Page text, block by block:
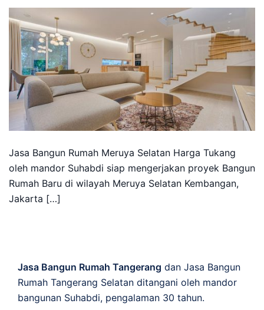
Jasa Bangun Rumah Meruya Selatan Harga Tukang
oleh mandor Suhabdi siap mengerjakan proyek Bangun
Rumah Baru di wilayah Meruya Selatan Kembangan,
Jakarta […]
Jasa Bangun Rumah Tangerang dan Jasa Bangun
Rumah Tangerang Selatan ditangani oleh mandor
bangunan Suhabdi, pengalaman 30 tahun.